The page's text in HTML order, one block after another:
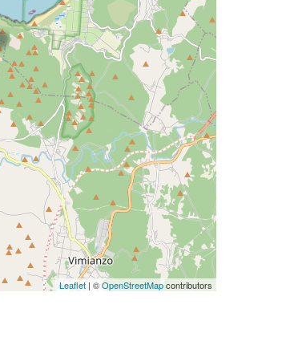
Leaflet | ©OpenStreetMapcontributors